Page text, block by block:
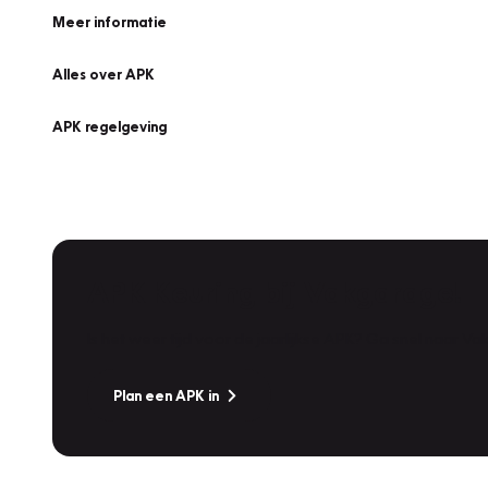
Meer informatie
Alles over APK
APK regelgeving
Plan een APK in